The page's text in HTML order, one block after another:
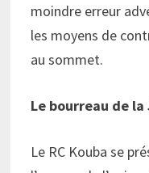
moindre erreur
les moyens de
au sommet.
Le bourreau de
Le RC Kouba se